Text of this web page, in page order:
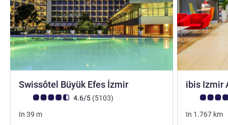
Swissôtel Büyük Efes İzmir
Note Kundenmeinungen (Bewertung ALL)
4.6/5 (5103Bewertungen
)
In 39 m
ibis Izmir
Note
In 1.767 km